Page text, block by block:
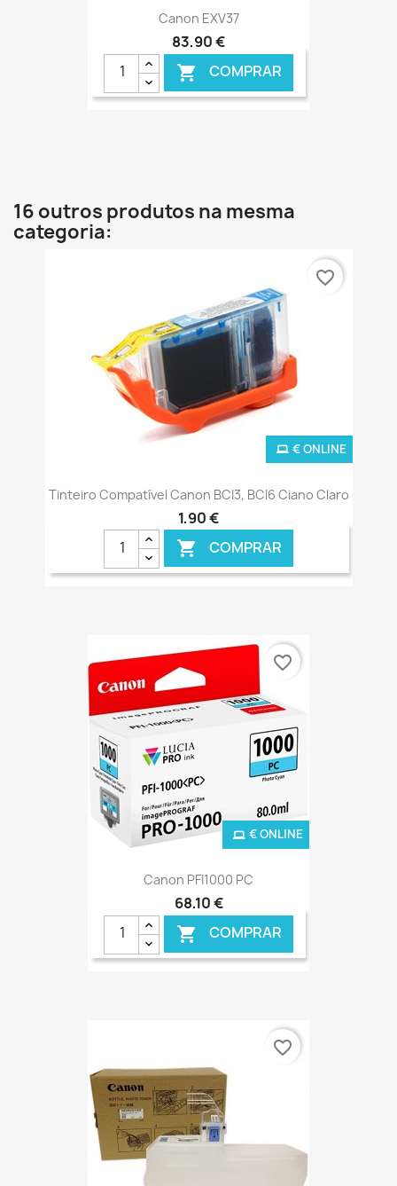
Canon EXV37
83,90 €
 COMPRAR
16 outros produtos na mesma
categoria:
Tinteiro Compatível Canon BCI3, BCI6 Ciano Claro
1,90 €
 COMPRAR
€ ONLINE
favorite_border
Canon PFI1000 PC
68,10 €
 COMPRAR
€ ONLINE
favorite_border
favorite_border